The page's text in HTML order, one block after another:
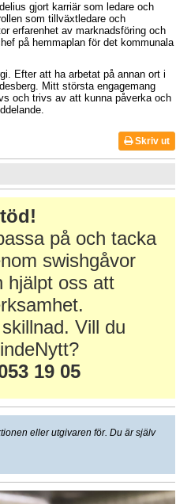
gjort karriär som ledare och
som tillväxtledare och
erfarenhet av marknadsföring och
på hemmaplan för det kommunala
Efter att ha arbetat på annan ort i
Mitt största engagemang
och trivs av att kunna påverka och
Skriv ut
på och tacka
swishgåvor
hjälpt oss att
Vill du
19 05
eller utgivaren för. Du är själv